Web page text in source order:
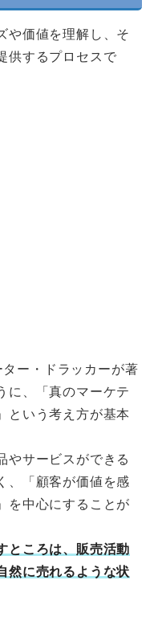
や価値を理解し、そ
供するプロセスで
ター・ドラッカーが著
に、「真のマーケテ
という考え方が基本
やサービスができる
、「顧客が価値を感
を中心にすることが
ところは、販売活動
然に売れるような状